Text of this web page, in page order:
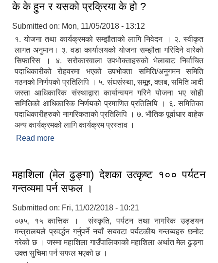
के के हुन र यसको प्रक्रिया के हो ?
Submitted on: Mon, 11/05/2018 - 13:12
१. योजना तथा कार्यक्रमको सम्झौताको लागि निवेदन । २. स्वीकृत
लागत अनुमान। ३. वडा कार्यालयको योजना सम्झौता गरिदिने वारेको
सिफारिस । ४. सरोकारवाला उपभोक्ताहरुको भेलाबाट निर्वाचित
पदाधिकारीको रोहवरमा भएको उपभोक्ता समिति/अनुगमन समिति
गठनको निर्णयको प्रतिलिपि । ५. संघसंस्था, समूह, क्लब, समिति आदी
जस्ता आधिकारिक संस्थाद्वारा कार्यान्वयन गरिने योजना भए सोही
समितिको आधिकारिक निर्णयको प्रमाणित प्रतिलिपि । ६. समितिका
पदाधिकारीहरुको नागरिकताको प्रतिलिपि । ७. भौतिक पूर्वाधार वाहेक
अन्य कार्यक्रमको लागि कार्यक्रम प्रस्ताव ।
Read more
महाशिला (मेल ढुङ्‍गा) देशका उत्कृष्ट १०० पर्यटन
गन्तव्यमा पर्न सफल ।
Submitted on: Fri, 11/02/2018 - 10:21
०७५, १५ कात्तिक । संस्कृति, पर्यटन तथा नागरिक उड्डयन
मन्त्रालयले प्रवर्द्धन गर्नुपर्ने नयाँ सयवटा पर्यटकीय गन्तब्यहरु छनोट
गरेको छ । जस्मा महाशिला गाउँपालिकाको महाशिला अर्थात मेल ढुङ्‍गा
उक्त सुचिमा पर्न सफल भएको छ ।